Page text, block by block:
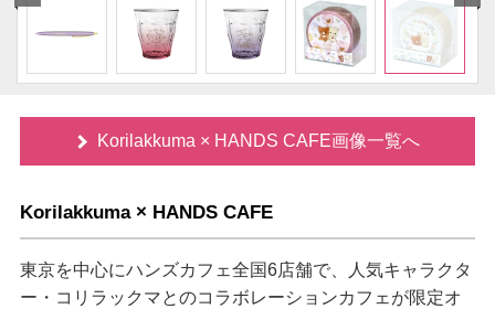
Korilakkuma × HANDS CAFE画像一覧へ
Korilakkuma × HANDS CAFE
東京を中心にハンズカフェ全国6店舗で、人気キャラクタ
ー・コリラックマとのコラボレーションカフェが限定オ